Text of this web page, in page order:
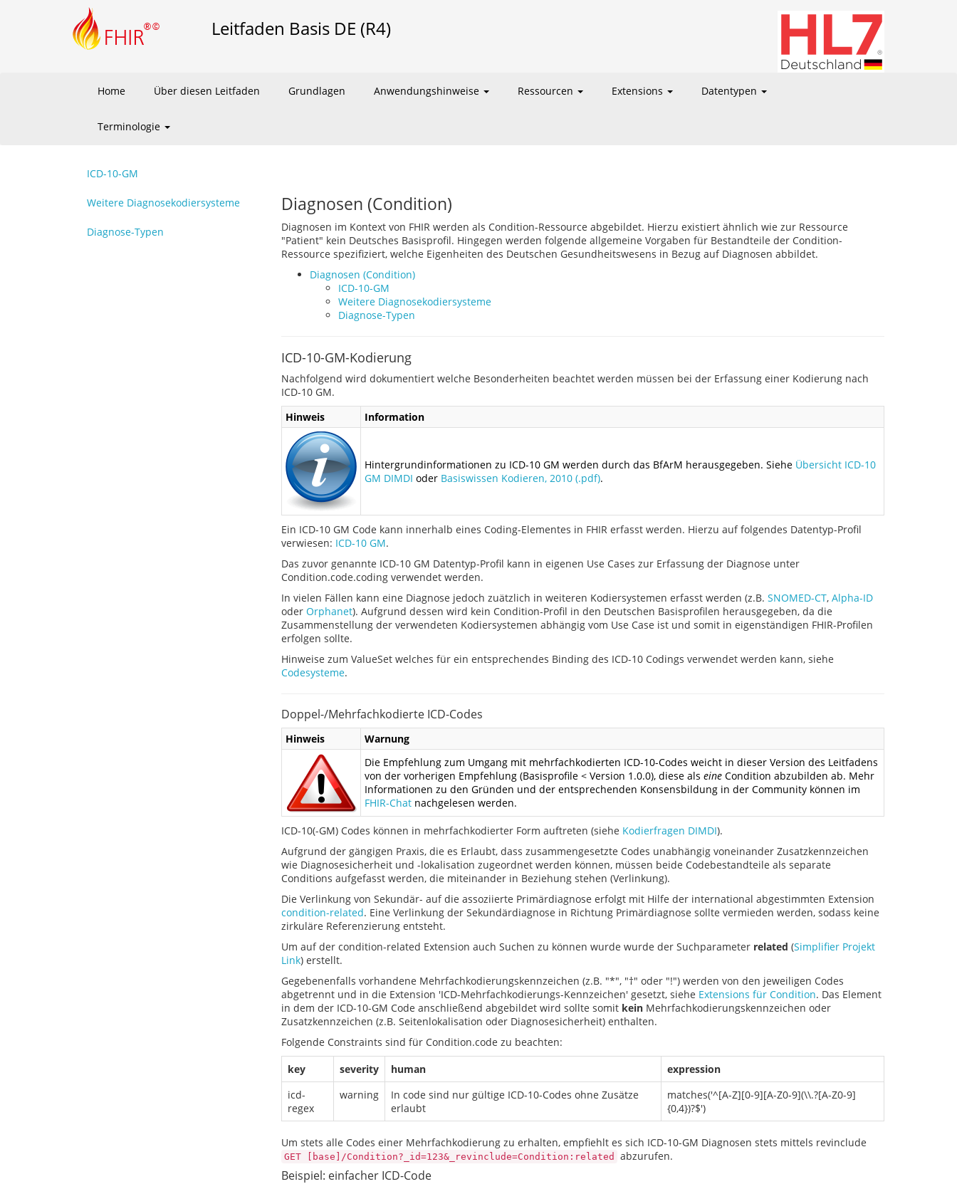
Leitfaden Basis DE (R4)
Home Über diesen Leitfaden Grundlagen Anwendungshinweise Ressourcen Extensions Datentypen
Terminologie
ICD-10-GM
Weitere Diagnosekodiersysteme
Diagnose-Typen
Diagnosen (Condition)
Diagnosen im Kontext von FHIR werden als Condition-Ressource abgebildet. Hierzu existiert ähnlich wie zur Ressource
"Patient" kein Deutsches Basisprofil. Hingegen werden folgende allgemeine Vorgaben für Bestandteile der Condition-
Ressource spezifiziert, welche Eigenheiten des Deutschen Gesundheitswesens in Bezug auf Diagnosen abbildet.
Diagnosen (Condition)
ICD-10-GM
Weitere Diagnosekodiersysteme
Diagnose-Typen
ICD-10-GM-Kodierung
Nachfolgend wird dokumentiert welche Besonderheiten beachtet werden müssen bei der Erfassung einer Kodierung nach
ICD-10 GM.
Hinweis
Information
Hintergrundinformationen zu ICD-10 GM werden durch das BfArM herausgegeben. Siehe Übersicht ICD-10
GM DIMDI oder Basiswissen Kodieren, 2010 (.pdf).
Ein ICD-10 GM Code kann innerhalb eines Coding-Elementes in FHIR erfasst werden. Hierzu auf folgendes Datentyp-Profil
verwiesen: ICD-10 GM.
Das zuvor genannte ICD-10 GM Datentyp-Profil kann in eigenen Use Cases zur Erfassung der Diagnose unter
Condition.code.coding verwendet werden.
In vielen Fällen kann eine Diagnose jedoch zuätzlich in weiteren Kodiersystemen erfasst werden (z.B. SNOMED-CT, Alpha-ID
oder Orphanet). Aufgrund dessen wird kein Condition-Profil in den Deutschen Basisprofilen herausgegeben, da die
Zusammenstellung der verwendeten Kodiersystemen abhängig vom Use Case ist und somit in eigenständigen FHIR-Profilen
erfolgen sollte.
Hinweise zum ValueSet welches für ein entsprechendes Binding des ICD-10 Codings verwendet werden kann, siehe
Codesysteme.
Doppel-/Mehrfachkodierte ICD-Codes
Hinweis
Warnung
Die Empfehlung zum Umgang mit mehrfachkodierten ICD-10-Codes weicht in dieser Version des Leitfadens
von der vorherigen Empfehlung (Basisprofile < Version 1.0.0), diese als eineCondition abzubilden ab. Mehr
Informationen zu den Gründen und der entsprechenden Konsensbildung in der Community können im
FHIR-Chatnachgelesen werden.
ICD-10(-GM) Codes können in mehrfachkodierter Form auftreten (siehe Kodierfragen DIMDI).
Aufgrund der gängigen Praxis, die es Erlaubt, dass zusammengesetzte Codes unabhängig voneinander Zusatzkennzeichen
wie Diagnosesicherheit und -lokalisation zugeordnet werden können, müssen beide Codebestandteile als separate
Conditions aufgefasst werden, die miteinander in Beziehung stehen (Verlinkung).
Die Verlinkung von Sekundär- auf die assoziierte Primärdiagnose erfolgt mit Hilfe der international abgestimmten Extension
condition-related. Eine Verlinkung der Sekundärdiagnose in Richtung Primärdiagnose sollte vermieden werden, sodass keine
zirkuläre Referenzierung entsteht.
Um auf der condition-related Extension auch Suchen zu können wurde wurde der Suchparameter related (Simplifier Projekt
Link) erstellt.
Gegebenenfalls vorhandene Mehrfachkodierungskennzeichen (z.B. "*", "†" oder "!") werden von den jeweiligen Codes
abgetrennt und in die Extension 'ICD-Mehrfachkodierungs-Kennzeichen' gesetzt, siehe Extensions für Condition. Das Element
in dem der ICD-10-GM Code anschließend abgebildet wird sollte somit keinMehrfachkodierungskennzeichen oder
Zusatzkennzeichen (z.B. Seitenlokalisation oder Diagnosesicherheit) enthalten.
Folgende Constraints sind für Condition.code zu beachten:
key
severity human
expression
icd-
regex
warning
In code sind nur gültige ICD-10-Codes ohne Zusätze
erlaubt
matches('^[A-Z][0-9][A-Z0-9](\\.?[A-Z0-9]
{0,4})?$')
Um stets alle Codes einer Mehrfachkodierung zu erhalten, empfiehlt es sich ICD-10-GM Diagnosen stets mittels revinclude
GET [base]/Condition?_id=123&_revinclude=Condition:related abzurufen.
Beispiel: einfacher ICD-Code